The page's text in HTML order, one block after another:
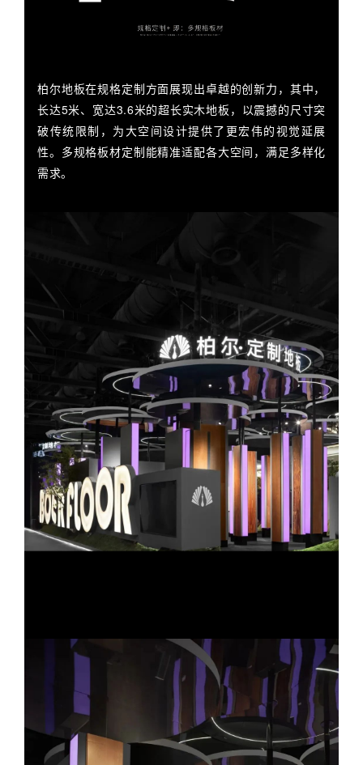
柏尔地板在规格定制方面展现出卓越的创新力，其中，
长达5米、宽达3.6米的超长实木地板，以震撼的尺寸突
破传统限制，为大空间设计提供了更宏伟的视觉延展
性。多规格板材定制能精准适配各大空间，满足多样化
需求。